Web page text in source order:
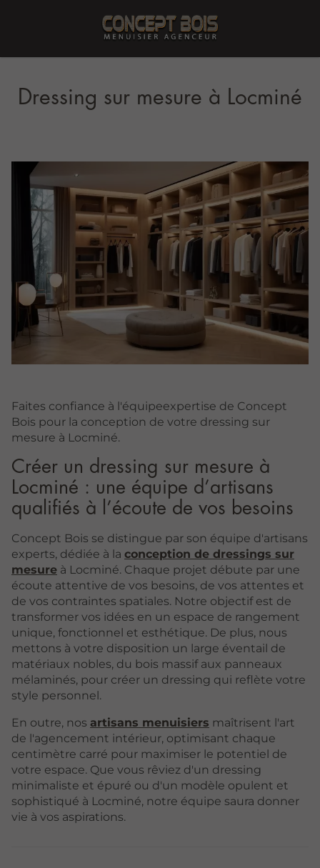
Dressing sur mesure à Locminé
Faites confiance à l'équipeexpertise de Concept
Bois pour la conception de votre dressing sur
mesure à Locminé.
Créer un dressing sur mesure à
Locminé : une équipe d’artisans
qualifiés à l’écoute de vos besoins
Concept Bois se distingue par son équipe d'artisans
experts, dédiée à la conception de dressings sur
mesure à Locminé. Chaque projet débute par une
écoute attentive de vos besoins, de vos attentes et
de vos contraintes spatiales. Notre objectif est de
transformer vos idées en un espace de rangement
unique, fonctionnel et esthétique. De plus, nous
mettons à votre disposition un large éventail de
matériaux nobles, du bois massif aux panneaux
mélaminés, pour créer un dressing qui reflète votre
style personnel.
En outre, nos artisans menuisiers maîtrisent l'art
de l'agencement intérieur, optimisant chaque
centimètre carré pour maximiser le potentiel de
votre espace. Que vous rêviez d'un dressing
minimaliste et épuré ou d'un modèle opulent et
sophistiqué à Locminé, notre équipe saura donner
vie à vos aspirations.